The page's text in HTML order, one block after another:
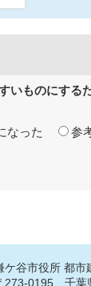
いものにする
なった 参
ケ谷市役所 都市
273-0195 千葉